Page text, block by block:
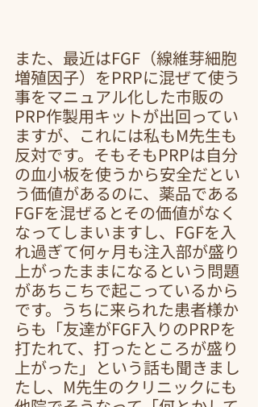
また、最近はFGF（線維芽細胞
増殖因子）をPRPに混ぜて使う
事をマニュアル化した市販の
PRP作製用キットが出回ってい
ますが、これには私もM先生も
反対です。そもそもPRPは自分
の血小板を使うから安全だとい
う価値があるのに、薬品である
FGFを混ぜるとその価値がなく
なってしまいますし、FGFを入
れ過ぎて何ヶ月も注入部が盛り
上がったままになるという問題
があちこちで起こっているから
です。うちに来られた患者様か
らも「友達がFGF入りのPRPを
打たれて、打ったところが盛り
上がった」という話も聞きまし
たし、M先生のクリニックにも